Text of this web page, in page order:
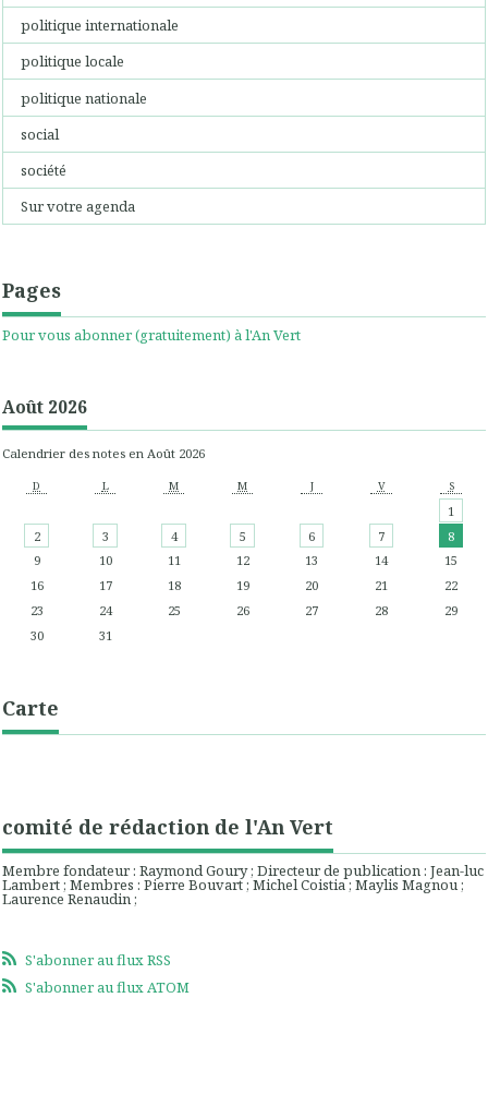
politique internationale
politique locale
politique nationale
social
société
Sur votre agenda
Pages
Pour vous abonner (gratuitement) à l'An Vert
Août 2026
Calendrier des notes en Août 2026
D L M M J V S
1
2
3 4 5 6 7
8
9
10 11 12 13 14
15
16
17 18 19 20 21
22
23
24 25 26 27 28
29
30
31
Carte
comité de rédaction de l'An Vert
Membre fondateur : Raymond Goury ; Directeur de publication : Jean-luc
Lambert ; Membres : Pierre Bouvart ; Michel Coistia ; Maylis Magnou ;
Laurence Renaudin ;
S'abonner au flux RSS
S'abonner au flux ATOM